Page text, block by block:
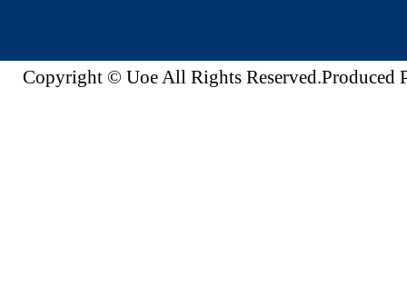
Copyright © Uoe All Rights Reserved.Produced